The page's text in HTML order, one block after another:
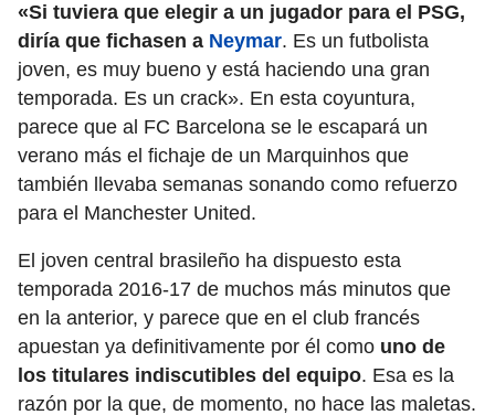
«Si tuviera que elegir a un jugador para el PSG,
diría que fichasen a Neymar. Es un futbolista
joven, es muy bueno y está haciendo una gran
temporada. Es un crack». En esta coyuntura,
parece que al FC Barcelona se le escapará un
verano más el fichaje de un Marquinhos que
también llevaba semanas sonando como refuerzo
para el Manchester United.
El joven central brasileño ha dispuesto esta
temporada 2016-17 de muchos más minutos que
en la anterior, y parece que en el club francés
apuestan ya definitivamente por él como uno de
los titulares indiscutibles del equipo. Esa es la
razón por la que, de momento, no hace las maletas.